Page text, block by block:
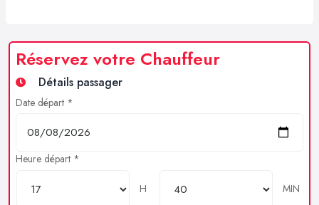
Réservez votre Chauffeur
Détails passager
Date départ *
Heure départ *
H
MIN